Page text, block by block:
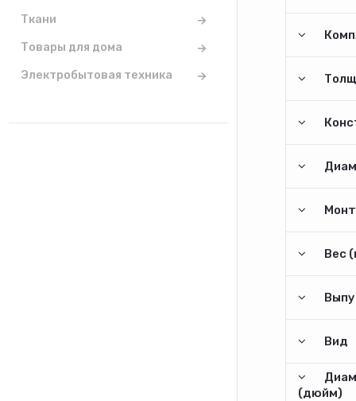
Ткани
Товары для дома
Электробытовая техника
Вес
Вид
(дюйм)